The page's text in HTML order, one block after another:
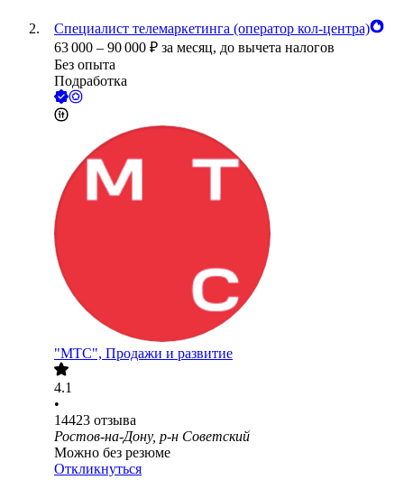
Специалист телемаркетинга (оператор кол-центра)
63 000 – 90 000 ₽ за месяц, до вычета налогов
Без опыта
Подработка
"МТС", Продажи и развитие
4.1
•
14423 отзыва
Ростов-на-Дону, р-н Советский
Можно без резюме
Откликнуться